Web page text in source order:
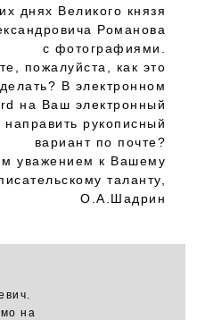
днях Великого князя
Романова
с фотографиями.
пожалуйста, как это
В электронном
на Ваш электронный
рукописный
вариант по почте?
уважением к Вашему
таланту,
О.А.Шадрин
на